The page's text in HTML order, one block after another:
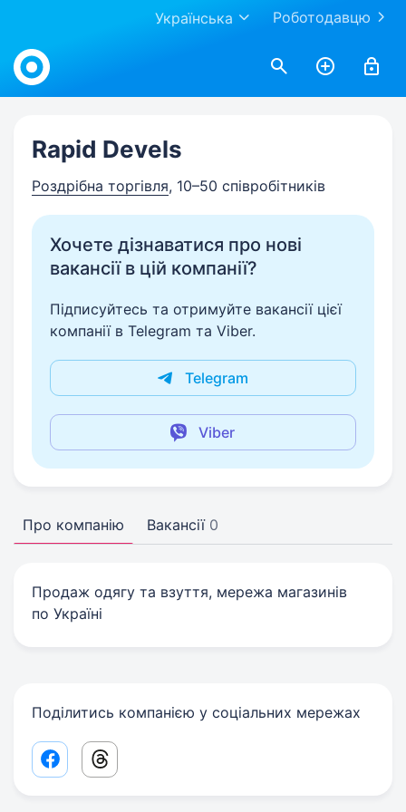
Роботодавцю
Українська
Work.ua
Rapid Devels
Роздрібна торгівля, 10–50 співробітників
Хочете дізнаватися про нові
вакансії в цій компанії?
Підписуйтесь та отримуйте вакансії цієї
компанії в Telegram та Viber.
Telegram
Viber
Про компанію Вакансії 0
Продаж одягу та взуття, мережа магазинів
по Україні
Поділитись компанією у соціальних мережах
Facebook share link
Threads share link